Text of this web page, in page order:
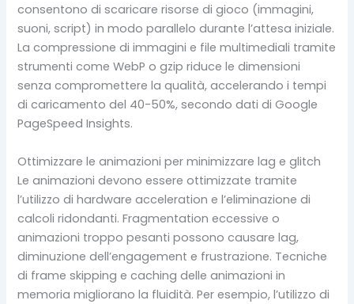
consentono di scaricare risorse di gioco (immagini,
suoni, script) in modo parallelo durante l’attesa iniziale.
La compressione di immagini e file multimediali tramite
strumenti come WebP o gzip riduce le dimensioni
senza compromettere la qualità, accelerando i tempi
di caricamento del 40-50%, secondo dati di Google
PageSpeed Insights.
Ottimizzare le animazioni per minimizzare lag e glitch
Le animazioni devono essere ottimizzate tramite
l’utilizzo di hardware acceleration e l’eliminazione di
calcoli ridondanti. Fragmentation eccessive o
animazioni troppo pesanti possono causare lag,
diminuzione dell’engagement e frustrazione. Tecniche
di frame skipping e caching delle animazioni in
memoria migliorano la fluidità. Per esempio, l’utilizzo di